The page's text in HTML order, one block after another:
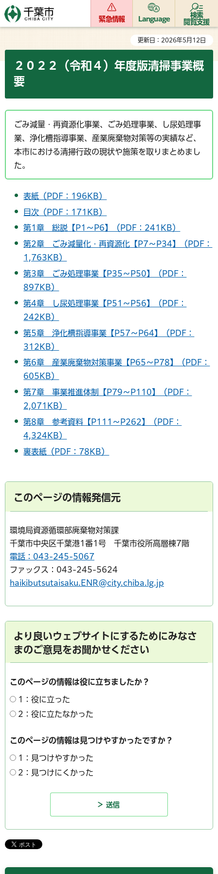
緊急情報 Language
検索
閲覧支援
更新日：2026年5月12日
２０２２（令和４）年度版清掃事業概
要
ごみ減量・再資源化事業、ごみ処理事業、し尿処理事
業、浄化槽指導事業、産業廃棄物対策等の実績など、
本市における清掃行政の現状や施策を取りまとめまし
た。
表紙（PDF：196KB）
目次（PDF：171KB）
第1章 総説【P1～P6】（PDF：241KB）
第2章 ごみ減量化・再資源化【P7～P34】（PDF：
1,763KB）
第3章 ごみ処理事業【P35～P50】（PDF：
897KB）
第4章 し尿処理事業【P51～P56】（PDF：
242KB）
第5章 浄化槽指導事業【P57～P64】（PDF：
312KB）
第6章 産業廃棄物対策事業【P65～P78】（PDF：
605KB）
第7章 事業推進体制【P79～P110】（PDF：
2,071KB）
第8章 参考資料【P111～P262】（PDF：
4,324KB）
裏表紙（PDF：78KB）
このページの情報発信元
環境局資源循環部廃棄物対策課
千葉市中央区千葉港1番1号 千葉市役所高層棟7階
電話：043-245-5067
ファックス：043-245-5624
haikibutsutaisaku.ENR@city.chiba.lg.jp
より良いウェブサイトにするためにみなさ
まのご意見をお聞かせください
このページの情報は役に立ちましたか？
1：役に立った
2：役に立たなかった
このページの情報は見つけやすかったですか？
1：見つけやすかった
2：見つけにくかった